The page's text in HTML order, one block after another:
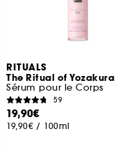
RITUALS
The Ritual of Yozakura
Sérum pour le Corps
59
19,90€
19,90€ / 100ml